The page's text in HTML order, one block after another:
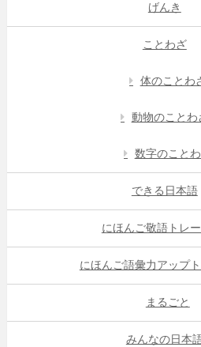
げんき
ことわざ
体のことわ
動物のことわ
数字のこと
できる日本語
にほんご敬語トレ
にほんご語彙力アップ
まるごと
みんなの日本